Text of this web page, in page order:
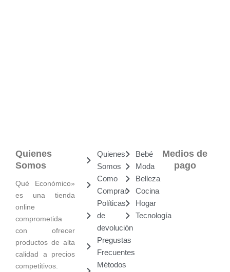
Quienes
Somos
Qué Económico»
es una tienda
online
comprometida
con ofrecer
productos de alta
calidad a precios
competitivos.
Quienes
Somos
Como
Comprar
Políticas
de
devolución
Pregustas
Frecuentes
Métodos
Bebé
Moda
Belleza
Cocina
Hogar
Tecnología
Medios de
pago